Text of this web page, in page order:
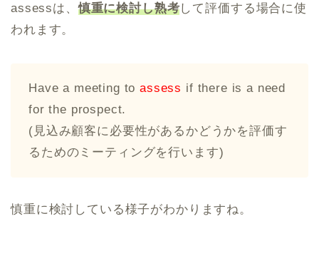
assessは、慎重に検討し熟考して評価する場合に使
われます。
Have a meeting toassess if there is a need
for the prospect.
(見込み顧客に必要性があるかどうかを評価す
るためのミーティングを行います)
慎重に検討している様子がわかりますね。